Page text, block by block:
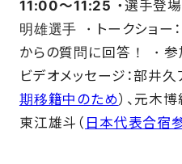
11:00～11:25 ・選手登
明雄選手 ・トークショー
からの質問に回答！ ・
ビデオメッセージ：部井
期移籍中のため）、元木
東江雄斗（ 日本代表合宿